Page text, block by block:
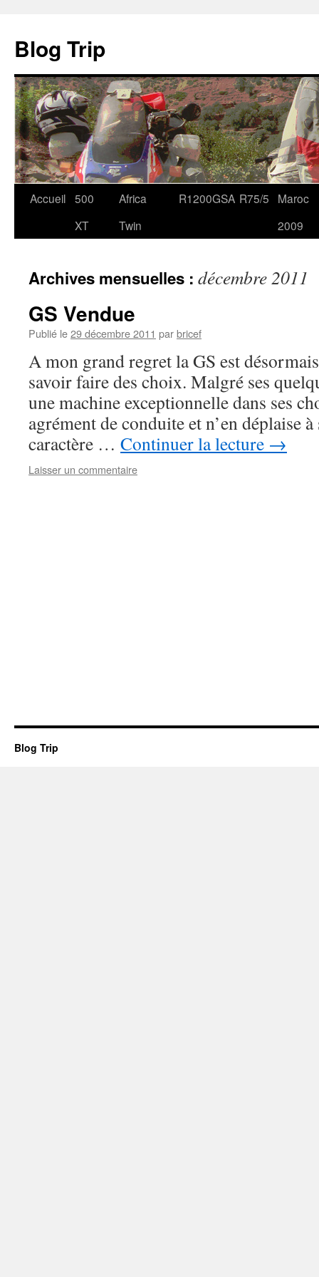
Blog Trip
Aller
Accueil 500
XT
Africa
Twin
R1200GSA R75/5
Maroc
2009
Archives mensuelles : décembre 2011
GS Vendue
Publié le29 décembre 2011 parbricef
A mon grand regret la GS est
savoir faire des choix. Malgré ses
une machine exceptionnelle dans ses
agrément de conduite et n’en déplaise
caractère … Continuer la lecture →
Laisser un commentaire
Blog Trip